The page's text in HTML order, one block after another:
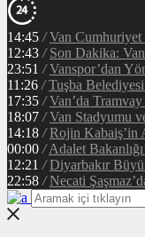
14:45 / Van Cumhuriyet
12:43 / Son Dakika:
23:51 / Vanspor’dan
11:26 / Tuşba
17:35 / Van’da
18:07 / Van Stadyumu
14:18 / Rojin Kabaiş’in
00:00 / Adalet
12:21 / Diyarbakır
22:58 / Necati